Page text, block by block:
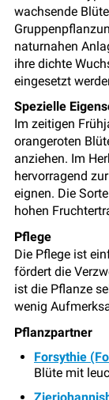
wachsende
naturnahen
ihre dichte
eingesetzt
Spezielle
Im zeitigen
orangeroten
anziehen. Im
hervorragend
eignen. Die
hohen
Pflege
Die Pflege ist
fördert die
ist die Pflanze
wenig
Pflanzpartner
Forsythie
Blüte mit